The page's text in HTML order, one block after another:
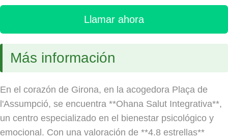
Llamar ahora
Más información
En el corazón de Girona, en la acogedora Plaça de
l'Assumpció, se encuentra **Ohana Salut Integrativa**,
un centro especializado en el bienestar psicológico y
emocional. Con una valoración de **4.8 estrellas**